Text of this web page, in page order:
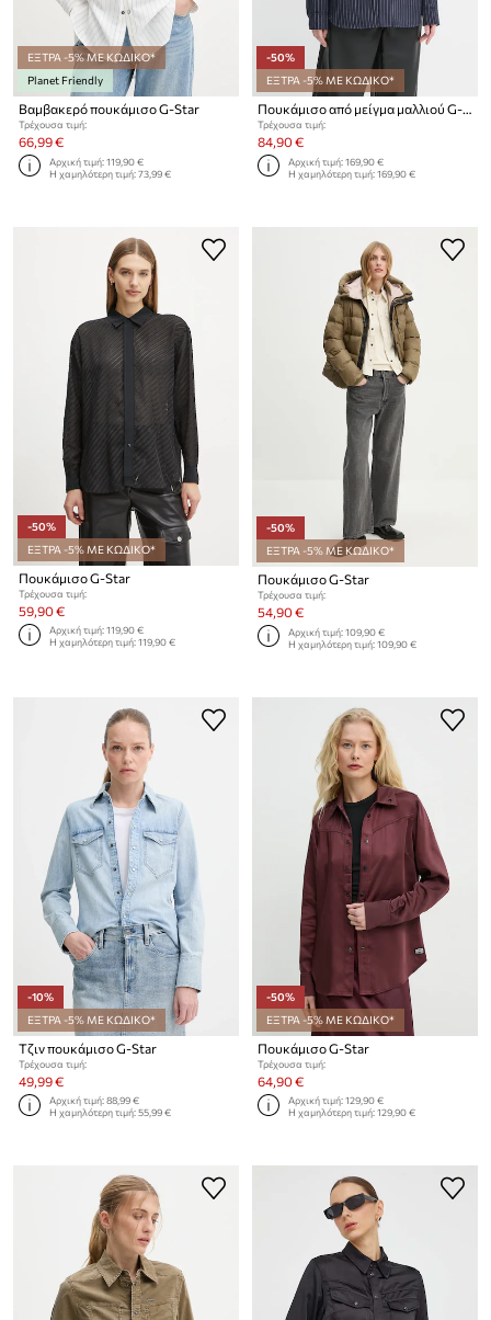
ΕΞΤΡΑ -5% ΜΕ ΚΩΔΙΚΟ*
Planet Friendly
Βαμβακερό πουκάμισο G-Star
Τρέχουσα τιμή:
66,99 €
Αρχική τιμή:119,90 €
Η χαμηλότερη τιμή:73,99 €
-50%
ΕΞΤΡΑ -5% ΜΕ ΚΩΔΙΚΟ*
Πουκάμισο από μείγμα μαλλιού G-Star
Τρέχουσα τιμή:
84,90 €
Αρχική τιμή:169,90 €
Η χαμηλότερη τιμή:169,90 €
-50%
ΕΞΤΡΑ -5% ΜΕ ΚΩΔΙΚΟ*
Πουκάμισο G-Star
Τρέχουσα τιμή:
59,90 €
Αρχική τιμή:119,90 €
Η χαμηλότερη τιμή:119,90 €
-50%
ΕΞΤΡΑ -5% ΜΕ ΚΩΔΙΚΟ*
Πουκάμισο G-Star
Τρέχουσα τιμή:
54,90 €
Αρχική τιμή:109,90 €
Η χαμηλότερη τιμή:109,90 €
-10%
ΕΞΤΡΑ -5% ΜΕ ΚΩΔΙΚΟ*
Τζιν πουκάμισο G-Star
Τρέχουσα τιμή:
49,99 €
Αρχική τιμή:88,99 €
Η χαμηλότερη τιμή:55,99 €
-50%
ΕΞΤΡΑ -5% ΜΕ ΚΩΔΙΚΟ*
Πουκάμισο G-Star
Τρέχουσα τιμή:
64,90 €
Αρχική τιμή:129,90 €
Η χαμηλότερη τιμή:129,90 €